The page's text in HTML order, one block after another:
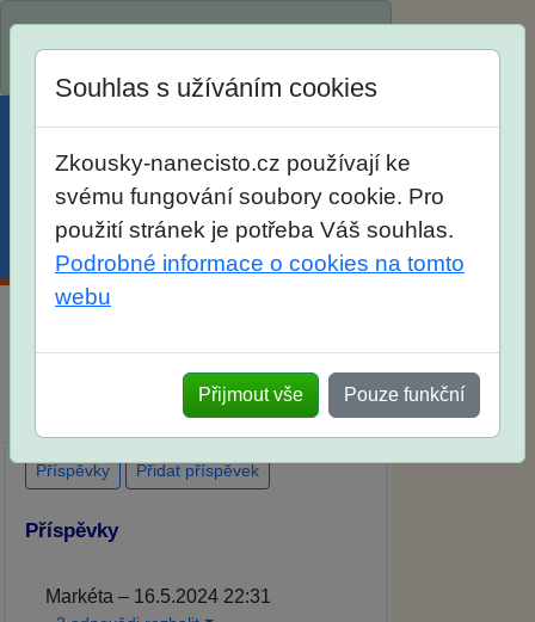
SŠ? Vaše ohlasy po skutečných
přijímacích zkouškách
Souhlas s užíváním cookies
Zkousky-nanecisto.cz používají ke
svému fungování soubory cookie. Pro
použití stránek je potřeba Váš souhlas.
Podrobné informace o cookies na tomto
webu
Přijmout vše Pouze funkční
Příspěvky Přidat příspěvek
Příspěvky
Markéta – 16.5.2024 22:31